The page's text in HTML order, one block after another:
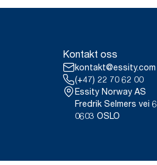
Kontakt oss
kontakt@essity.com
(+47) 22 70 62 00
Essity Norway AS
Fredrik Selmers vei 6
0603 OSLO